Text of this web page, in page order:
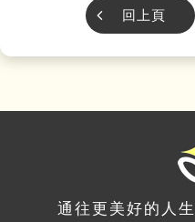
回上頁
通往更美好的人